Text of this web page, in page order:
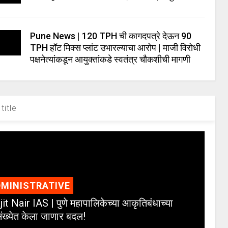
Pune News | 120 TPH ची कागदपत्रे देऊन 90
TPH हॉट मिक्स प्लांट उभारल्याचा आरोप | माजी विरोधी
पक्षनेत्यांकडून आयुक्तांकडे स्वतंत्र चौकशीची मागणी
Nair IAS | पुणे महापालिकेच्या आकृतिबंधाच्या
केला जाणार बदल!